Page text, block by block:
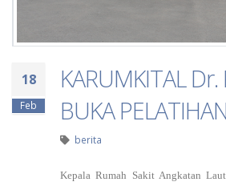
18
Feb
KARUMKITAL Dr.
BUKA
berita
Kepala Rumah Sakit Angkatan